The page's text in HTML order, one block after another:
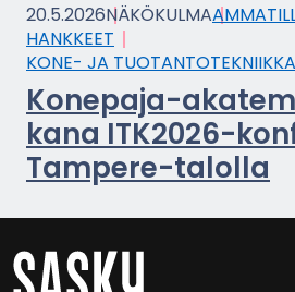
20.5.2026NÄ­KÖ­KUL­MA
HANK­KEET
KONE- JA
Konepaja-​
ka­na ITK2026-​
Tampere-​talolla